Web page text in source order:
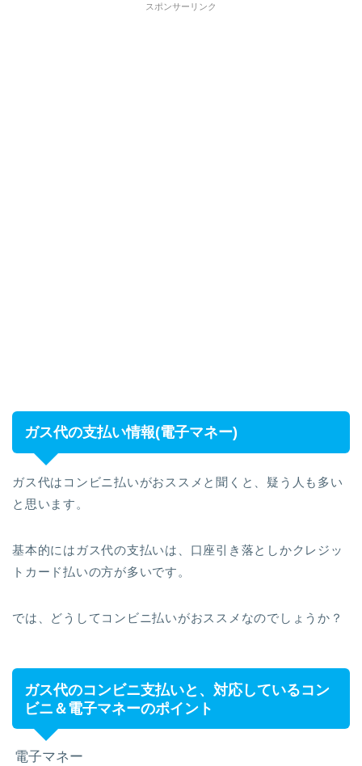
スポンサーリンク
ガス代の支払い情報(電子マネー)
ガス代はコンビニ払いがおススメと聞くと、疑う人も多い
と思います。
基本的にはガス代の支払いは、口座引き落としかクレジッ
トカード払いの方が多いです。
では、どうしてコンビニ払いがおススメなのでしょうか？
ガス代のコンビニ支払いと、対応しているコン
ビニ＆電子マネーのポイント
電子マネー